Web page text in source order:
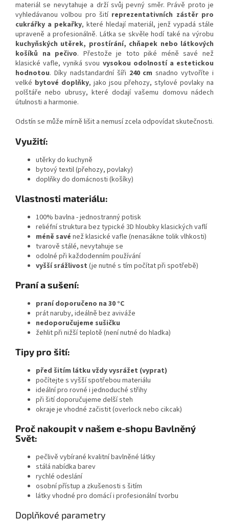
materiál se nevytahuje a drží svůj pevný směr. Právě proto je
vyhledávanou volbou pro šití reprezentativních zástěr pro
cukrářky a pekařky, které hledají materiál, jenž vypadá stále
upraveně a profesionálně. Látka se skvěle hodí také na výrobu
kuchyňských utěrek, prostírání, chňapek nebo látkových
košíků na pečivo. Přestože je toto piké méně savé než
klasické vafle, vyniká svou vysokou odolností a estetickou
hodnotou. Díky nadstandardní šíři 240 cm snadno vytvoříte i
velké bytové doplňky, jako jsou přehozy, stylové povlaky na
polštáře nebo ubrusy, které dodají vašemu domovu nádech
útulnosti a harmonie.
Odstín se může mírně lišit a nemusí zcela odpovídat skutečnosti.
Využití:
utěrky do kuchyně
bytový textil (přehozy, povlaky)
doplňky do domácnosti (košíky)
Vlastnosti materiálu:
100% bavlna - jednostranný potisk
reliéfní struktura bez typické 3D hloubky klasických vaflí
méně savé než klasické vafle (nenasákne tolik vlhkosti)
tvarově stálé, nevytahuje se
odolné při každodenním používání
vyšší srážlivost (je nutné s tím počítat při spotřebě)
Praní a sušení:
praní doporučeno na 30 °C
prát naruby, ideálně bez aviváže
nedoporučujeme sušičku
žehlit při nižší teplotě (není nutné do hladka)
Tipy pro šití:
před šitím látku vždy vysrážet (vyprat)
počítejte s vyšší spotřebou materiálu
ideální pro rovné i jednoduché střihy
při šití doporučujeme delší steh
okraje je vhodné začistit (overlock nebo cikcak)
Proč nakoupit v našem e-shopu Bavlněný
Svět:
pečlivě vybírané kvalitní bavlněné látky
stálá nabídka barev
rychlé odeslání
osobní přístup a zkušenosti s šitím
látky vhodné pro domácí i profesionální tvorbu
Doplňkové parametry